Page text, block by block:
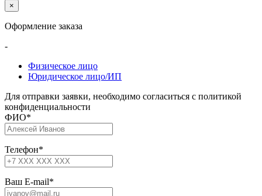
×
Оформление заказа
-
Физическое лицо
Юридическое лицо/ИП
Для отправки заявки, необходимо согласиться с политикой
конфиденциальности
ФИО*
Телефон*
Ваш E-mail*